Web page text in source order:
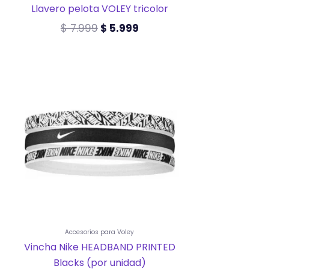
Llavero pelota VOLEY tricolor
$7.999 $ 5.999
Accesorios para Voley
Vincha Nike HEADBAND PRINTED
Blacks (por unidad)